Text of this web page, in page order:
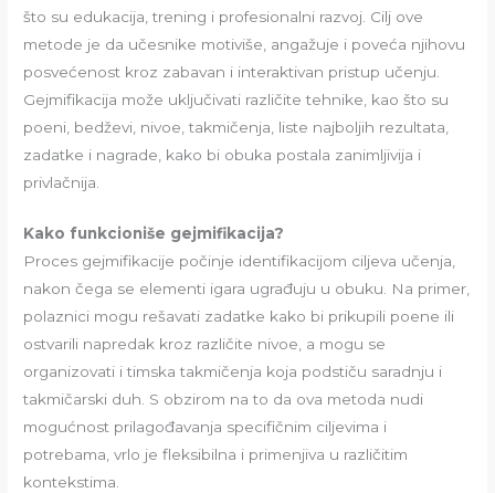
što su edukacija, trening i profesionalni razvoj. Cilj ove
metode je da učesnike motiviše, angažuje i poveća njihovu
posvećenost kroz zabavan i interaktivan pristup učenju.
Gejmifikacija može uključivati različite tehnike, kao što su
poeni, bedževi, nivoe, takmičenja, liste najboljih rezultata,
zadatke i nagrade, kako bi obuka postala zanimljivija i
privlačnija.
Kako funkcioniše gejmifikacija?
Proces gejmifikacije počinje identifikacijom ciljeva učenja,
nakon čega se elementi igara ugrađuju u obuku. Na primer,
polaznici mogu rešavati zadatke kako bi prikupili poene ili
ostvarili napredak kroz različite nivoe, a mogu se
organizovati i timska takmičenja koja podstiču saradnju i
takmičarski duh. S obzirom na to da ova metoda nudi
mogućnost prilagođavanja specifičnim ciljevima i
potrebama, vrlo je fleksibilna i primenjiva u različitim
kontekstima.